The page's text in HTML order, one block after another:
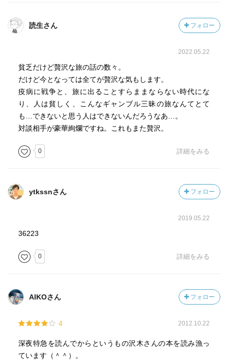
読生さん フォロー
2022.05.22
貧乏だけど贅沢な旅の話の数々。
だけど今となっては全てが贅沢な気もします。
疫病に戦争と、旅に出ることすらままならない時代にな
り、人は貧しく、こんなギャンブル三昧の旅なんてとて
も…できないと思う人はできないんだろうなあ…。
対談相手が豪華絢爛ですね。これもまた贅沢。
0 詳細をみる
ytkssnさん フォロー
2019.05.22
36223
0 詳細をみる
AIKOさん フォロー
4 2012.10.22
深夜特急を読んでからというもの沢木さんの本を読み漁っ
ています（＾＾）。